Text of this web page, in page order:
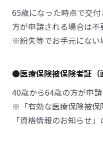
65歳になった時点で交
方が申請される場合は不
※紛失等でお手元にない
●医療保険被保険者証（
40歳から64歳の方が申
※「有効な医療保険被保
「資格情報のお知らせ